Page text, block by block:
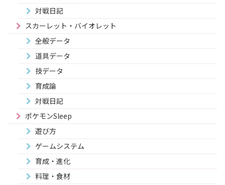
対戦日記
スカーレット・バイオレット
全般データ
道具データ
技データ
育成論
対戦日記
ポケモンSleep
遊び方
ゲームシステム
育成・進化
料理・食材